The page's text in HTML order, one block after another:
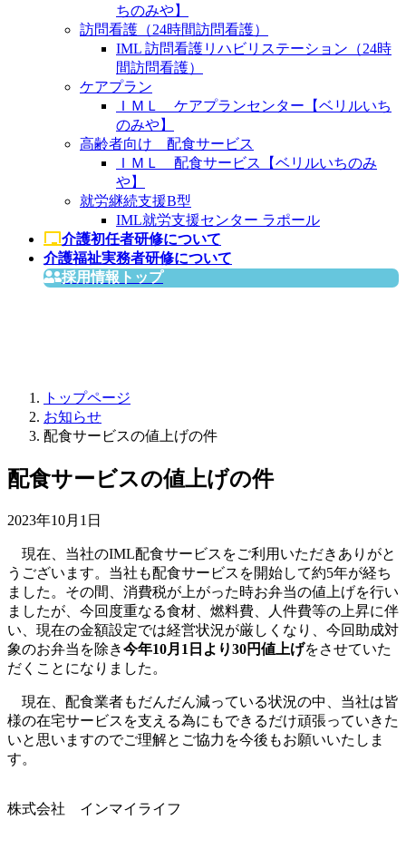
ちのみや】
訪問看護（24時間訪問看護）
IML 訪問看護リハビリステーション（24時
間訪問看護）
ケアプラン
ＩＭＬ ケアプランセンター【ベリルいち
のみや】
高齢者向け 配食サービス
ＩＭＬ 配食サービス【ベリルいちのみ
や】
就労継続支援B型
IML就労支援センター ラポール
介護初任者研修について
介護福祉実務者研修について
採用情報トップ
トップページ
お知らせ
配食サービスの値上げの件
配食サービスの値上げの件
2023年10月1日
現在、当社のIML配食サービスをご利用いただきありがと
うございます。当社も配食サービスを開始して約5年が経ち
ました。その間、消費税が上がった時お弁当の値上げを行い
ましたが、今回度重なる食材、燃料費、人件費等の上昇に伴
い、現在の金額設定では経営状況が厳しくなり、今回助成対
象のお弁当を除き今年10月1日より30円値上げをさせていた
だくことになりました。
現在、配食業者もだんだん減っている状況の中、当社は皆
様の在宅サービスを支える為にもできるだけ頑張っていきた
いと思いますのでご理解とご協力を今後もお願いいたしま
す。
株式会社 インマイライフ